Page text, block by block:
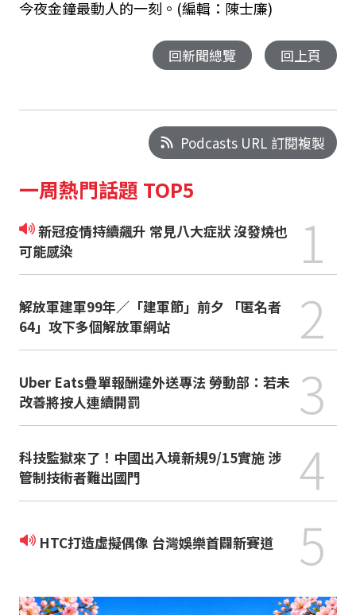
今夜金鐘最動人的一刻。(編輯：陳士廉)
回新聞總覽 回上頁
Podcasts URL 訂閱複製
一周熱門話題 TOP5
新冠疫情持續飆升 常見八大症狀 沒發燒也
可能感染
1
解放軍建軍99年／「建軍節」前夕 「匿名者
64」攻下多個解放軍網站
2
Uber Eats疊單報酬違外送專法 勞動部：若未
改善將按人連續開罰
3
科技監獄來了！中國出入境新規9/15實施 涉
管制技術者難出國門
4
HTC打造虛擬偶像 台灣娛樂首闢新賽道 5